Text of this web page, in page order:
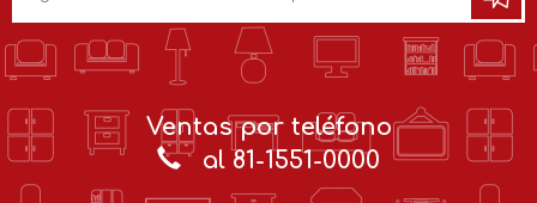
Ventas por teléfono
al 81-1551-0000